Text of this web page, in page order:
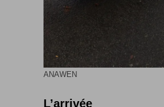
ANAWEN
L’arrivée